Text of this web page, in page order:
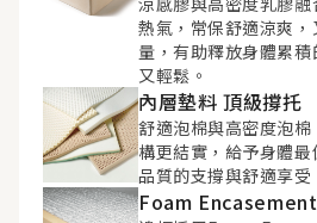
熱氣，常保舒適涼爽
量，有助釋放身體累
又輕鬆。
內層墊料 頂級撐托
舒適泡棉與高密度泡
構更結實，給予身體
品質的支撐與舒適享受
Foam